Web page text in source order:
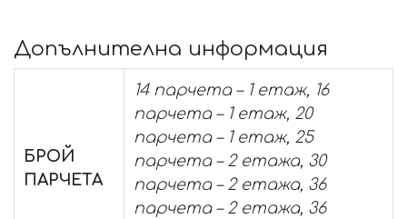
Допълнителна информация
БРОЙ
ПАРЧЕТА
14 парчета – 1 етаж, 16
парчета – 1 етаж, 20
парчета – 1 етаж, 25
парчета – 2 етажа, 30
парчета – 2 етажа, 36
парчета – 2 етажа, 36